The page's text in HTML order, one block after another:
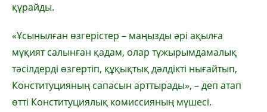
құрайды.
«Ұсынылған өзгерістер – маңызды әрі ақылға
мұқият салынған қадам, олар тұжырымдамалық
тәсілдерді өзгертіп, құқықтық дәлдікті нығайтып,
Конституцияның сапасын арттырады», – деп атап
өтті Конституциялық комиссияның мүшесі.